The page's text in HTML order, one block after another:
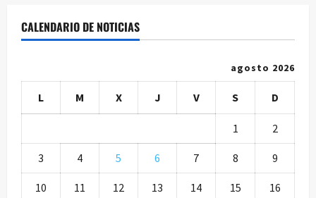
CALENDARIO DE NOTICIAS
agosto 2026
L M X J V S D
1 2
3 4 5 6 7 8 9
10 11 12 13 14 15 16